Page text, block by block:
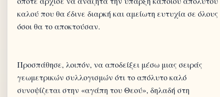
καλού που θα έδινε διαρκή και αμείωτη ευτυχία σε όλους
όσοι θα το αποκτούσαν.
Προσπάθησε, λοιπόν, να αποδείξει μέσω μιας σειράς
γεωμετρικών συλλογισμών ότι το απόλυτο καλό
συνοψίζεται στην «αγάπη του Θεού», δηλαδή στη